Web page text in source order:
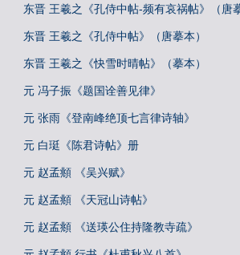
东晋 王羲之《孔侍中帖-频有哀祸帖》（唐
东晋 王羲之《孔侍中帖》（唐摹本）
东晋 王羲之《快雪时晴帖》（摹本）
元 冯子振《题国诠善见律》
元 张雨《登南峰绝顶七言律诗轴》
元 白珽《陈君诗帖》册
元 赵孟頫 《吴兴赋》
元 赵孟頫 《天冠山诗帖》
元 赵孟頫 《送瑛公住持隆教寺疏》